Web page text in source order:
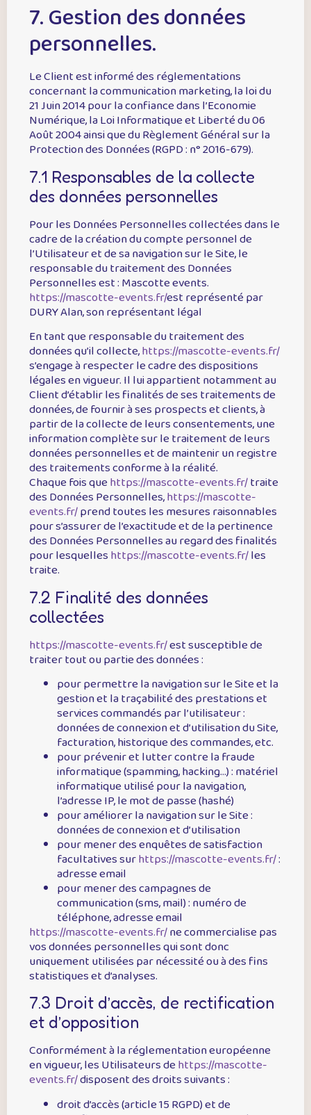
7. Gestion des données
personnelles.
Le Client est informé des réglementations
concernant la communication marketing, la loi du
21 Juin 2014 pour la confiance dans l’Economie
Numérique, la Loi Informatique et Liberté du 06
Août 2004 ainsi que du Règlement Général sur la
Protection des Données (RGPD : n° 2016-679).
7.1 Responsables de la collecte
des données personnelles
Pour les Données Personnelles collectées dans le
cadre de la création du compte personnel de
l’Utilisateur et de sa navigation sur le Site, le
responsable du traitement des Données
Personnelles est : Mascotte events.
https://mascotte-events.fr/est représenté par
DURY Alan, son représentant légal
En tant que responsable du traitement des
données qu’il collecte,https://mascotte-events.fr/
s’engage à respecter le cadre des dispositions
légales en vigueur. Il lui appartient notamment au
Client d’établir les finalités de ses traitements de
données, de fournir à ses prospects et clients, à
partir de la collecte de leurs consentements, une
information complète sur le traitement de leurs
données personnelles et de maintenir un registre
des traitements conforme à la réalité.
Chaque fois quehttps://mascotte-events.fr/traite
des Données Personnelles,https://mascotte-
events.fr/prend toutes les mesures raisonnables
pour s’assurer de l’exactitude et de la pertinence
des Données Personnelles au regard des finalités
pour lesquelleshttps://mascotte-events.fr/les
traite.
7.2 Finalité des données
collectées
https://mascotte-events.fr/est susceptible de
traiter tout ou partie des données :
pour permettre la navigation sur le Site et la
gestion et la traçabilité des prestations et
services commandés par l’utilisateur :
données de connexion et d’utilisation du Site,
facturation, historique des commandes, etc.
pour prévenir et lutter contre la fraude
informatique (spamming, hacking…) : matériel
informatique utilisé pour la navigation,
l’adresse IP, le mot de passe (hashé)
pour améliorer la navigation sur le Site :
données de connexion et d’utilisation
pour mener des enquêtes de satisfaction
facultatives surhttps://mascotte-events.fr/:
adresse email
pour mener des campagnes de
communication (sms, mail) : numéro de
téléphone, adresse email
https://mascotte-events.fr/ne commercialise pas
vos données personnelles qui sont donc
uniquement utilisées par nécessité ou à des fins
statistiques et d’analyses.
7.3 Droit d’accès, de rectification
et d’opposition
Conformément à la réglementation européenne
en vigueur, les Utilisateurs dehttps://mascotte-
events.fr/disposent des droits suivants :
droit d’accès (article 15 RGPD) et de